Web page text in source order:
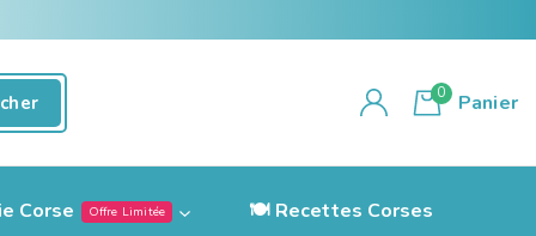
0 Panier
Corse Offre Limitée 🍽️ Recettes Corses